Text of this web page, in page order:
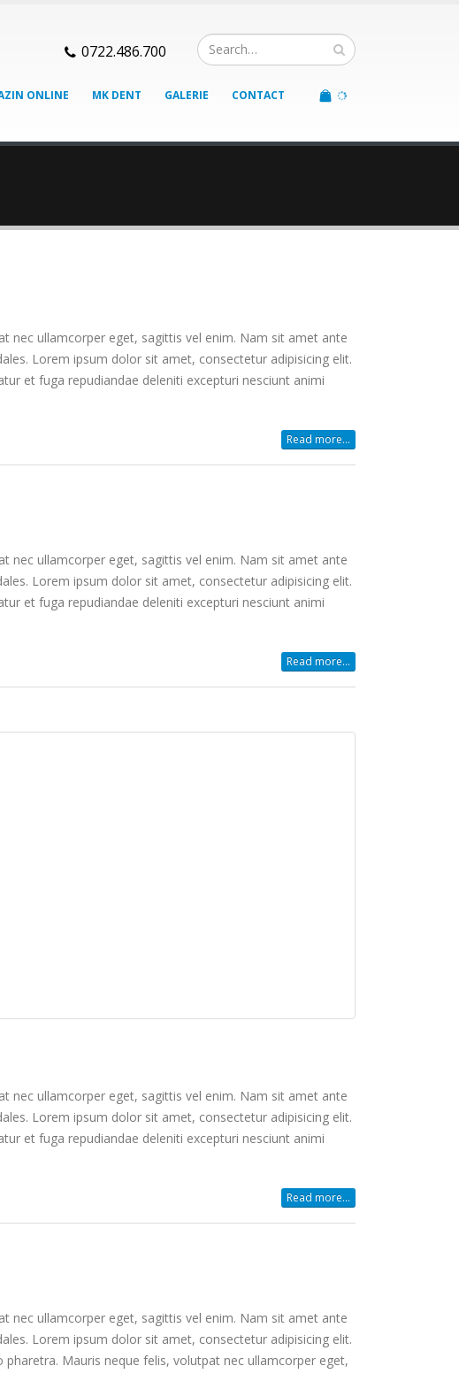
0722.486.700
ONLINE MK DENT GALERIE CONTACT
nec ullamcorper eget, sagittis vel enim. Nam sit amet ante
Lorem ipsum dolor sit amet, consectetur adipisicing elit.
et fuga repudiandae deleniti excepturi nesciunt animi
Read more...
nec ullamcorper eget, sagittis vel enim. Nam sit amet ante
Lorem ipsum dolor sit amet, consectetur adipisicing elit.
et fuga repudiandae deleniti excepturi nesciunt animi
Read more...
nec ullamcorper eget, sagittis vel enim. Nam sit amet ante
Lorem ipsum dolor sit amet, consectetur adipisicing elit.
et fuga repudiandae deleniti excepturi nesciunt animi
Read more...
nec ullamcorper eget, sagittis vel enim. Nam sit amet ante
Lorem ipsum dolor sit amet, consectetur adipisicing elit.
Mauris neque felis, volutpat nec ullamcorper eget,